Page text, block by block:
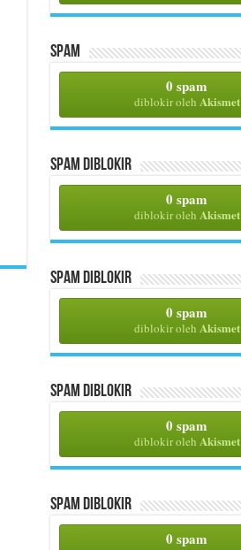
Spam
0 spam
diblokir oleh Akismet
Spam Diblokir
0 spam
diblokir oleh Akismet
Spam Diblokir
0 spam
diblokir oleh Akismet
Spam Diblokir
0 spam
diblokir oleh Akismet
Spam Diblokir
0 spam